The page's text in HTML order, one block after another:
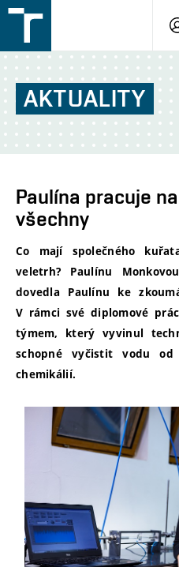
v
Brně
AKTUALITY
Paulína pracuje
všechny
Co mají společného
veletrh? Paulínu
dovedla Paulínu ke
V rámci své diplomové
týmem, který vyvinul
schopné vyčistit vodu od
chemikálií.